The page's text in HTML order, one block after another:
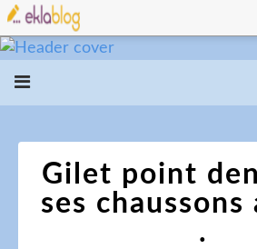
Gilet point
ses chaussons
.